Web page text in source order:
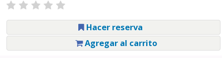
Hacer reserva
Agregar al carrito